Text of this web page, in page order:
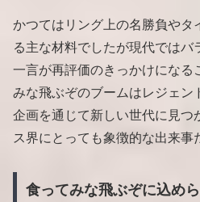
かつてはリング上の名勝負やタ
る主な材料でしたが現代では
一言が再評価のきっかけになる
みな飛ぶぞのブームはレジェン
企画を通じて新しい世代に見つ
ス界にとっても象徴的な出来事
食ってみな飛ぶぞに込め